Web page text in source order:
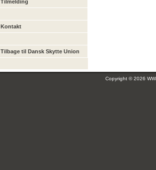
Tilmelding
Kontakt
Tilbage til Dansk Skytte Union
Copyright © 2026